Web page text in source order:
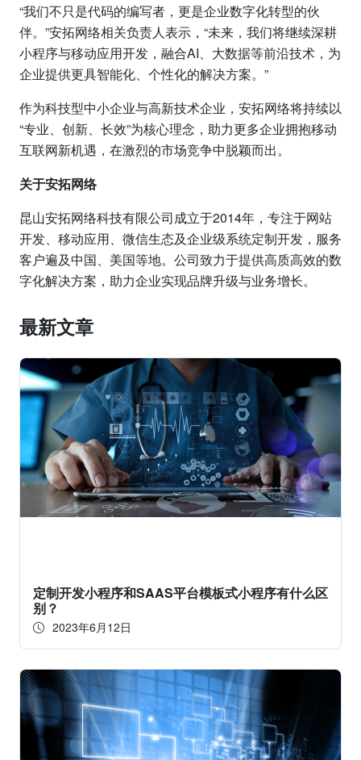
“我们不只是代码的编写者，更是企业数字化转型的伙
伴。”安拓网络相关负责人表示，“未来，我们将继续深耕
小程序与移动应用开发，融合AI、大数据等前沿技术，为
企业提供更具智能化、个性化的解决方案。”
作为科技型中小企业与高新技术企业，安拓网络将持续以
“专业、创新、长效”为核心理念，助力更多企业拥抱移动
互联网新机遇，在激烈的市场竞争中脱颖而出。
关于安拓网络
昆山安拓网络科技有限公司成立于2014年，专注于网站
开发、移动应用、微信生态及企业级系统定制开发，服务
客户遍及中国、美国等地。公司致力于提供高质高效的数
字化解决方案，助力企业实现品牌升级与业务增长。
最新文章
定制开发小程序和SAAS平台模板式小程序有什么区
别？
2023年6月12日